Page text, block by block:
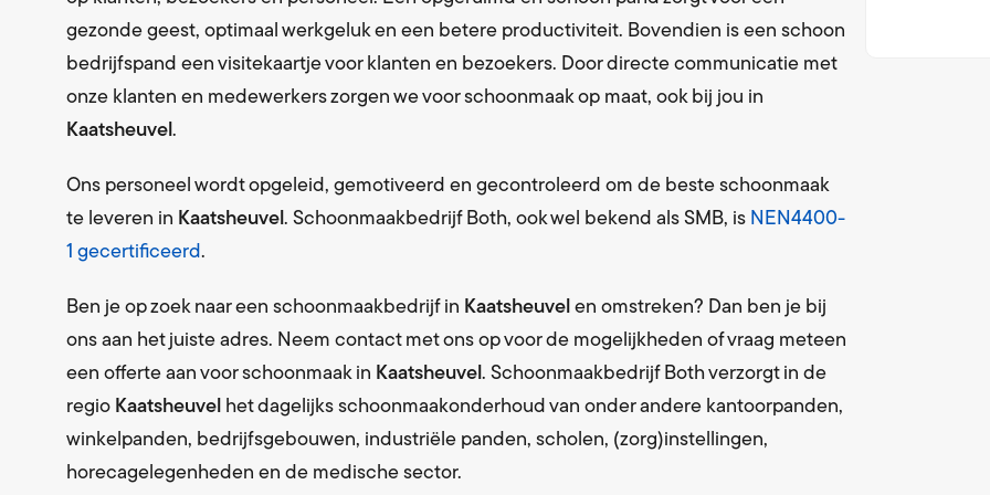
Levering en bevoorrading sanitaire artikelen
Schoonloopmatten
Milieuservice
De weg naar succes
MVO
gezonde geest, optimaal werkgeluk en een betere productiviteit. Bovendien is een schoon
bedrijfspand een visitekaartje voor klanten en bezoekers. Door directe communicatie met
onze klanten en medewerkers zorgen we voor schoonmaak op maat, ook bij jou in
Kaatsheuvel.
Ons personeel wordt opgeleid, gemotiveerd en gecontroleerd om de beste schoonmaak
te leveren in Kaatsheuvel. Schoonmaakbedrijf Both, ook wel bekend als SMB, is NEN4400-
1 gecertificeerd.
Ben je op zoek naar een schoonmaakbedrijf in Kaatsheuvel en omstreken? Dan ben je bij
ons aan het juiste adres. Neem contact met ons op voor de mogelijkheden of vraag meteen
een offerte aan voor schoonmaak in Kaatsheuvel. Schoonmaakbedrijf Both verzorgt in de
regio Kaatsheuvel het dagelijks schoonmaakonderhoud van onder andere kantoorpanden,
winkelpanden, bedrijfsgebouwen, industriële panden, scholen, (zorg)instellingen,
horecagelegenheden en de medische sector.